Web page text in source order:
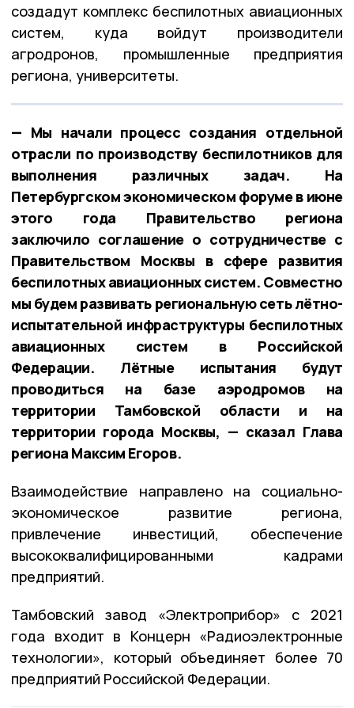
создадут комплекс беспилотных авиационных
систем, куда войдут производители
агродронов, промышленные предприятия
региона, университеты.
— Мы начали процесс создания отдельной
отрасли по производству беспилотников для
выполнения различных задач. На
Петербургском экономическом форуме в июне
этого года Правительство региона
заключило соглашение о сотрудничестве с
Правительством Москвы в сфере развития
беспилотных авиационных систем. Совместно
мы будем развивать региональную сеть лётно-
испытательной инфраструктуры беспилотных
авиационных систем в Российской
Федерации. Лётные испытания будут
проводиться на базе аэродромов на
территории Тамбовской области и на
территории города Москвы, — сказал Глава
региона Максим Егоров.
Взаимодействие направлено на социально-
экономическое развитие региона,
привлечение инвестиций, обеспечение
высококвалифицированными кадрами
предприятий.
Тамбовский завод «Электроприбор» с 2021
года входит в Концерн «Радиоэлектронные
технологии», который объединяет более 70
предприятий Российской Федерации.